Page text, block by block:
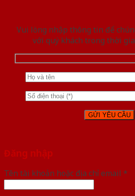
Vui lòng nhập thông tin để
với quý khách trong thời
Đăng nhập
Tên tài khoản hoặc địa chỉ email *